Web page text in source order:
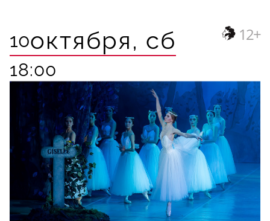
10октября, сб
18:00
12+